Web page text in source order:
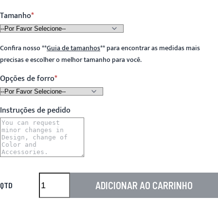
Tamanho
Confira nosso**Guia de tamanhos**para encontrar as medidas mais
precisas e escolher o melhor tamanho para você.
Opções de forro
Instruções de pedido
QTD ADICIONAR AO CARRINHO